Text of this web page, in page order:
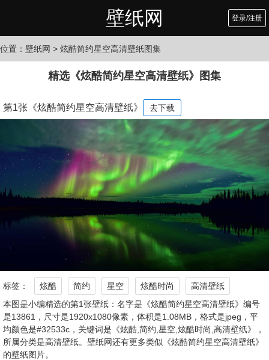
壁纸网 登录/注册
位置： 壁纸网 > 炫酷简约星空高清壁纸图集
精选《炫酷简约星空高清壁纸》图集
第1张《炫酷简约星空高清壁纸》 去下载
标签： 炫酷 简约 星空 炫酷时尚
高清壁纸
本图是小编精选的第1张壁纸：名字是《炫酷简约星空高清壁纸》编号
是13861，尺寸是1920x1080像素，体积是1.08MB，格式是jpeg，平
均颜色是#32533c，关键词是《炫酷,简约,星空,炫酷时尚,高清壁纸》，
所属分类是高清壁纸。壁纸网还有更多类似《炫酷简约星空高清壁纸》
的壁纸图片。